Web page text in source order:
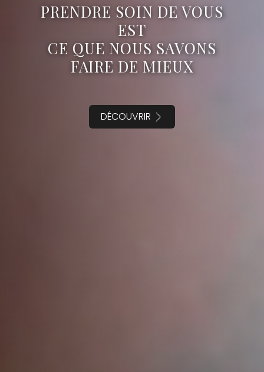
PRENDRE SOIN DE VOUS
EST
CE QUE NOUS SAVONS
FAIRE DE MIEUX
DÉCOUVRIR